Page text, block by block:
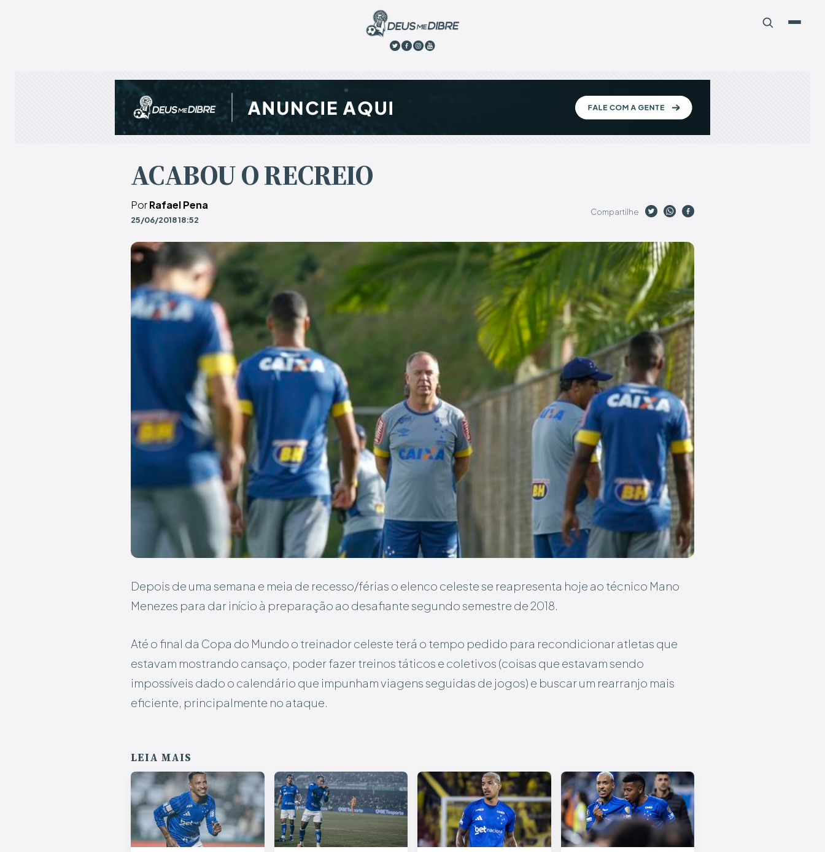
ACABOU O RECREIO
PorRafael Pena
25/06/2018 18:52
Compartilhe
Depois de uma semana e meia de recesso/férias o elenco celeste se reapresenta hoje ao técnico Mano
Menezes para dar início à preparação ao desafiante segundo semestre de 2018.
Até o final da Copa do Mundo o treinador celeste terá o tempo pedido para recondicionar atletas que
estavam mostrando cansaço, poder fazer treinos táticos e coletivos (coisas que estavam sendo
impossíveis dado o calendário que impunham viagens seguidas de jogos) e buscar um rearranjo mais
eficiente, principalmente no ataque.
LEIA MAIS